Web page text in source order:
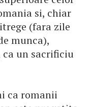
si, chiar
(fara zile
munca),
ca un sacrificiu
ca romanii